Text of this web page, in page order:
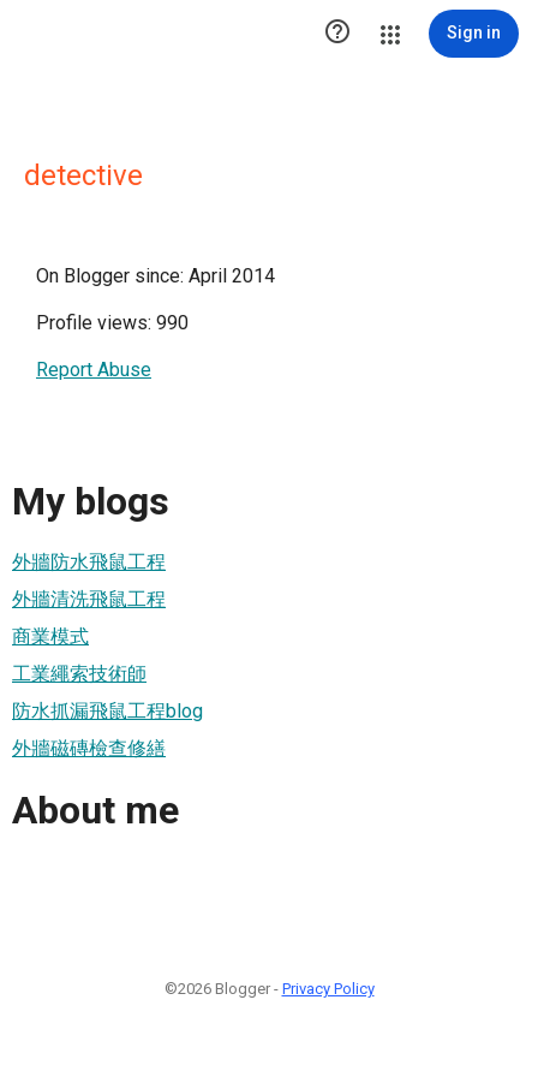
 Sign in
detective
On Blogger since: April 2014
Profile views: 990
Report Abuse
My blogs
外牆防水飛鼠工程
外牆清洗飛鼠工程
商業模式
工業繩索技術師
防水抓漏飛鼠工程blog
外牆磁磚檢查修繕
About me
©2026 Blogger - Privacy Policy